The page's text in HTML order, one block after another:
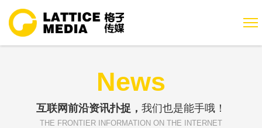
News
互联网前沿资讯扑捉， 我们也是能手哦！
THE FRONTIER INFORMATION ON THE INTERNET